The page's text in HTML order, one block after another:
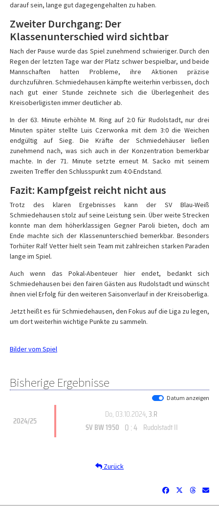
darauf sein, lange gut dagegengehalten zu haben.
Zweiter Durchgang: Der
Klassenunterschied wird sichtbar
Nach der Pause wurde das Spiel zunehmend schwieriger. Durch den
Regen der letzten Tage war der Platz schwer bespielbar, und beide
Mannschaften hatten Probleme, ihre Aktionen präzise
durchzuführen. Schmiedehausen kämpfte weiterhin verbissen, doch
nach gut einer Stunde zeichnete sich die Überlegenheit des
Kreisoberligisten immer deutlicher ab.
In der 63. Minute erhöhte M. Ring auf 2:0 für Rudolstadt, nur drei
Minuten später stellte Luis Czerwonka mit dem 3:0 die Weichen
endgültig auf Sieg. Die Kräfte der Schmiedehäuser ließen
zunehmend nach, was sich auch in der Konzentration bemerkbar
machte. In der 71. Minute setzte erneut M. Sacko mit seinem
zweiten Treffer den Schlusspunkt zum 4:0-Endstand.
Fazit: Kampfgeist reicht nicht aus
Trotz des klaren Ergebnisses kann der SV Blau-Weiß
Schmiedehausen stolz auf seine Leistung sein. Über weite Strecken
konnte man dem höherklassigen Gegner Paroli bieten, doch am
Ende machte sich der Klassenunterschied bemerkbar. Besonders
Torhüter Ralf Vetter hielt sein Team mit zahlreichen starken Paraden
lange im Spiel.
Auch wenn das Pokal-Abenteuer hier endet, bedankt sich
Schmiedehausen bei den fairen Gästen aus Rudolstadt und wünscht
ihnen viel Erfolg für den weiteren Saisonverlauf in der Kreisoberliga.
Jetzt heißt es für Schmiedehausen, den Fokus auf die Liga zu legen,
um dort weiterhin wichtige Punkte zu sammeln.
Bilder vom Spiel
Bisherige Ergebnisse
Datum anzeigen
2024/25
Do, 03.10.2024, 3.R
SV BW 1950 0 : 4 Rudolstadt II
Zurück